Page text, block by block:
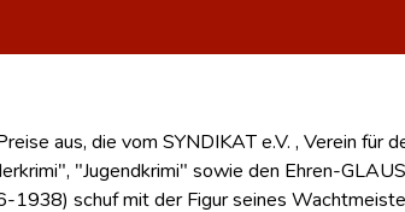
aus, die vom SYNDIKAT e.V. , Verein
"Jugendkrimi" sowie den Ehren-
1938) schuf mit der Figur seines